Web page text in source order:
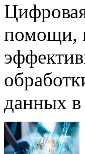
помощи,
данных